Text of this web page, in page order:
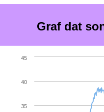
Graf dat
35
40
45